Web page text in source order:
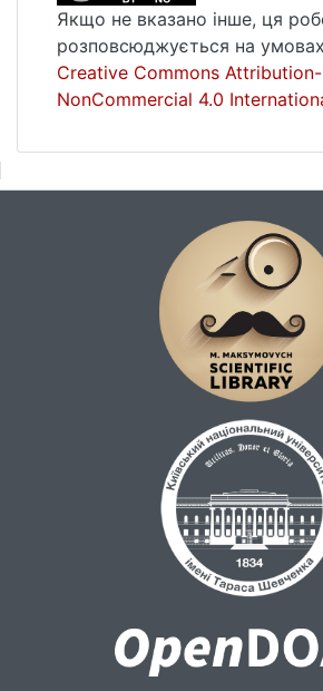
Якщо не вказано інше, ця
розповсюджується на умовах
Creative Commons Attribution-
NonCommercial 4.0